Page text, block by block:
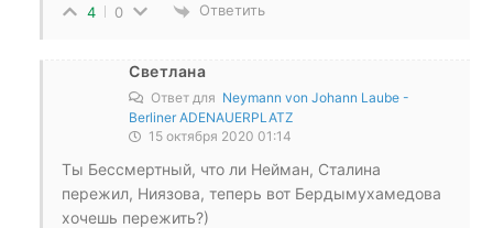
4 0 Ответить
Светлана
Ответ для Neymann von Johann Laube -
Berliner ADENAUERPLATZ
15 октября 2020 01:14
Ты Бессмертный, что ли Нейман, Сталина
пережил, Ниязова, теперь вот Бердымухамедова
хочешь пережить?)